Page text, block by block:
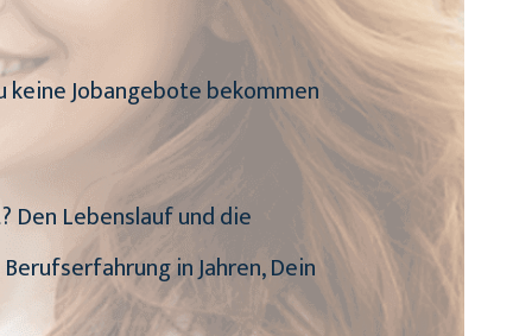
keine Jobangebote bekommen
Den Lebenslauf und die
in Jahren, Dein